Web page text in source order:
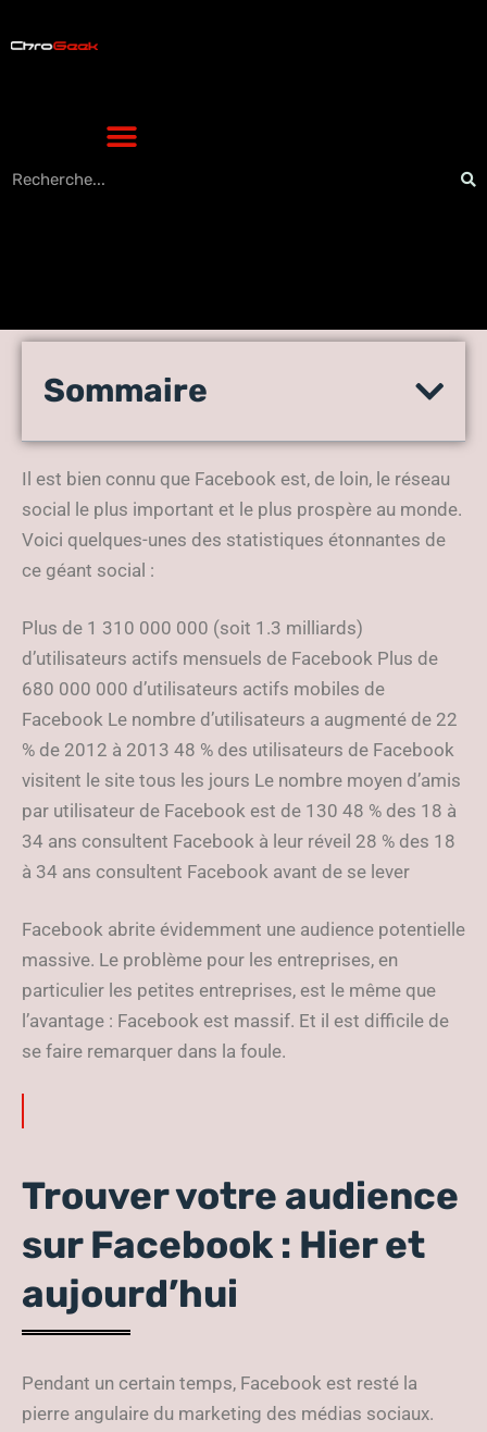
Facebook est-il plus
entreprises ?
Sommaire
Il est bien connu que Facebook est, de loin, le réseau
social le plus important et le plus prospère au monde.
Voici quelques-unes des statistiques étonnantes de
ce géant social :
Plus de 1 310 000 000 (soit 1.3 milliards)
d’utilisateurs actifs mensuels de Facebook Plus de
680 000 000 d’utilisateurs actifs mobiles de
Facebook Le nombre d’utilisateurs a augmenté de 22
% de 2012 à 2013 48 % des utilisateurs de Facebook
visitent le site tous les jours Le nombre moyen d’amis
par utilisateur de Facebook est de 130 48 % des 18 à
34 ans consultent Facebook à leur réveil 28 % des 18
à 34 ans consultent Facebook avant de se lever
Facebook abrite évidemment une audience potentielle
massive. Le problème pour les entreprises, en
particulier les petites entreprises, est le même que
l’avantage : Facebook est massif. Et il est difficile de
se faire remarquer dans la foule.
Trouver votre audience
sur Facebook : Hier et
aujourd’hui
Pendant un certain temps, Facebook est resté la
pierre angulaire du marketing des médias sociaux.